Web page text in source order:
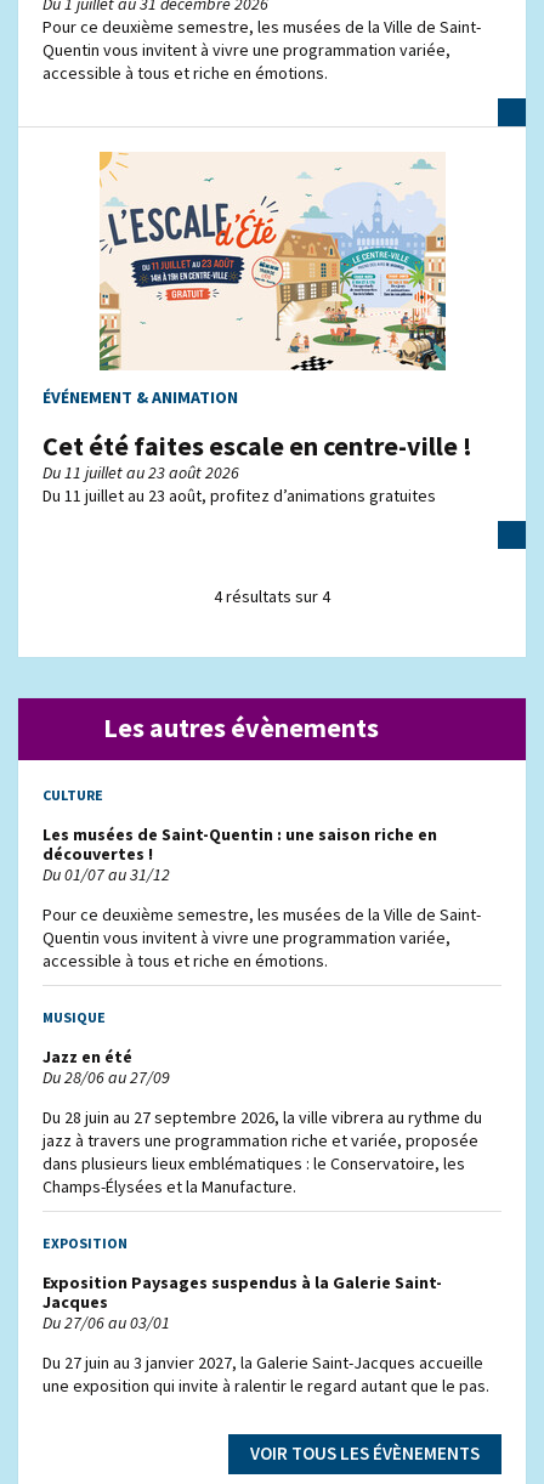
Pour ce deuxième semestre, les musées de la Ville de Saint-
Quentin vous invitent à vivre une programmation variée,
accessible à tous et riche en émotions.
ÉVÉNEMENT & ANIMATION
Cet été faites escale en centre-ville !
Du 11 juillet au 23 août 2026
Du 11 juillet au 23 août, profitez d’animations gratuites
4 résultats sur 4
Les autres évènements
CULTURE
Les musées de Saint-Quentin : une saison riche en
découvertes !
Du 01/07 au 31/12
Pour ce deuxième semestre, les musées de la Ville de Saint-
Quentin vous invitent à vivre une programmation variée,
accessible à tous et riche en émotions.
MUSIQUE
Jazz en été
Du 28/06 au 27/09
Du 28 juin au 27 septembre 2026, la ville vibrera au rythme du
jazz à travers une programmation riche et variée, proposée
dans plusieurs lieux emblématiques : le Conservatoire, les
Champs-Élysées et la Manufacture.
EXPOSITION
Exposition Paysages suspendus à la Galerie Saint-
Jacques
Du 27/06 au 03/01
Du 27 juin au 3 janvier 2027, la Galerie Saint-Jacques accueille
une exposition qui invite à ralentir le regard autant que le pas.
VOIR TOUS LES ÉVÈNEMENTS